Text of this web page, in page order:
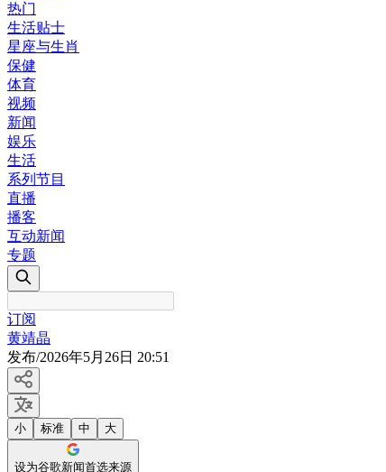
热门
生活贴士
星座与生肖
保健
体育
视频
新闻
娱乐
生活
系列节目
直播
播客
互动新闻
专题
订阅
黄靖晶
发布/2026年5月26日 20:51
小 标准 中 大
设为谷歌新闻首选来源